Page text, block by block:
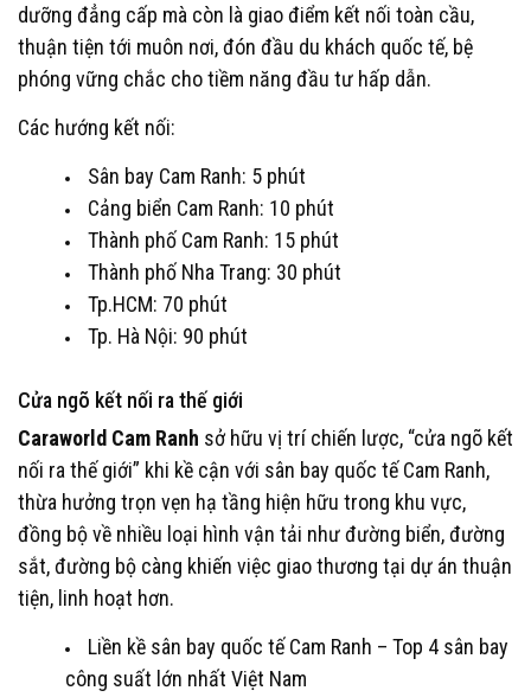
dưỡng đẳng cấp mà còn là giao điểm kết nối toàn cầu,
thuận tiện tới muôn nơi, đón đầu du khách quốc tế, bệ
phóng vững chắc cho tiềm năng đầu tư hấp dẫn.
Các hướng kết nối:
Sân bay Cam Ranh: 5 phút
Cảng biển Cam Ranh: 10 phút
Thành phố Cam Ranh: 15 phút
Thành phố Nha Trang: 30 phút
Tp.HCM: 70 phút
Tp. Hà Nội: 90 phút
Cửa ngõ kết nối ra thế giới
Caraworld Cam Ranh sở hữu vị trí chiến lược, “cửa ngõ kết
nối ra thế giới” khi kề cận với sân bay quốc tế Cam Ranh,
thừa hưởng trọn vẹn hạ tầng hiện hữu trong khu vực,
đồng bộ về nhiều loại hình vận tải như đường biển, đường
sắt, đường bộ càng khiến việc giao thương tại dự án thuận
tiện, linh hoạt hơn.
Liền kề sân bay quốc tế Cam Ranh – Top 4 sân bay
công suất lớn nhất Việt Nam